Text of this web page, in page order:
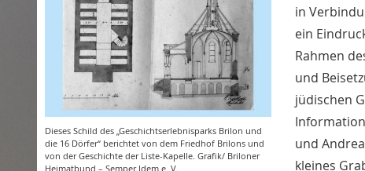
Dieses Schild des „Geschichtserlebnisparks Brilon und
die 16 Dörfer“ berichtet von dem Friedhof Brilons und
von der Geschichte der Liste-Kapelle. Grafik/ Briloner
Heimatbund – Semper Idem e. V.
in
ein
Rahmen
und
jüdischen
und
kleines